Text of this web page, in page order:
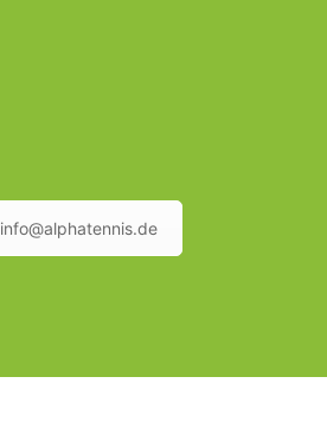
info@alphatennis.de